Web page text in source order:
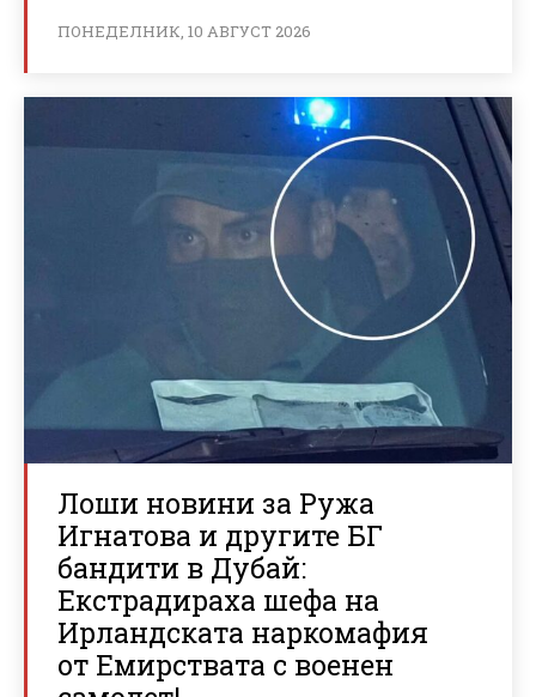
ПОНЕДЕЛНИК, 10 АВГУСТ 2026
Лоши новини за Ружа
Игнатова и другите БГ
бандити в Дубай:
Екстрадираха шефа на
Ирландската наркомафия
от Емирствата с военен